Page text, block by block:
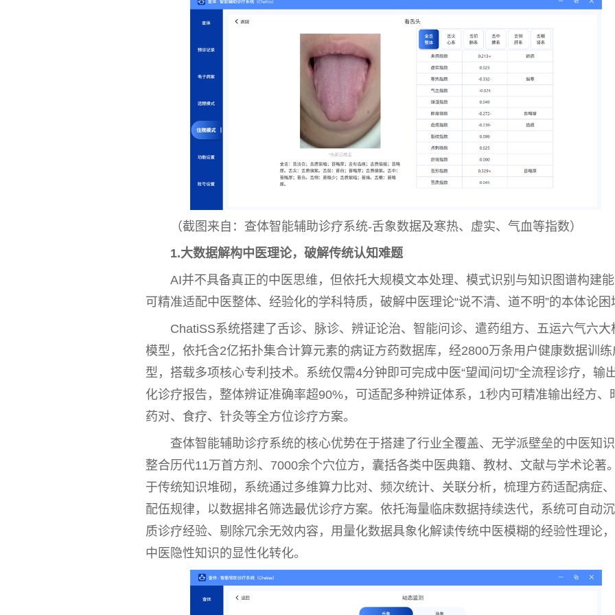
（截图来自：查体智能辅助诊疗系统-舌象数据及寒热、虚实、气血等指数）
1.大数据解构中医理论，破解传统认知难题
AI并不具备真正的中医思维，但依托大规模文本处理、模式识别与知识图谱构建能
可精准适配中医整体、经验化的学科特质，破解中医理论“说不清、道不明”的本体论困
ChatiSS系统搭建了舌诊、脉诊、辨证论治、智能问诊、遣药组方、五运六气六大
模型，依托含2亿拓扑集合计算元素的病证方药数据库，经2800万条用户健康数据训练
型，搭载多项核心专利技术。系统仅需4分钟即可完成中医“望闻问切”全流程诊疗，输
化诊疗报告，整体辨证准确率超90%，可适配多种辨证体系，1秒内可精准输出经方、
药对、食疗、针灸等全方位诊疗方案。
查体智能辅助诊疗系统的核心优势在于搭建了行业全覆盖、无学派壁垒的中医知识
整合历代11万首方剂、7000余个穴位方，囊括各类中医典籍、教材、文献与学术论著
于传统知识堆砌，系统通过多维算力比对、频次统计、关联分析，梳理方药适配病症
配伍规律，以数据排名筛选最优诊疗方案。依托海量临床数据持续迭代，系统可自动
质诊疗经验、剔除冗余无效内容，用量化数据具象化解读传统中医模糊的经验性理论
中医 隐性知识的显性化转化。